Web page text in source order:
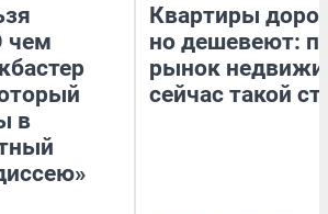
чем
в
Квартиры
но дешевеют:
рынок
сейчас такой